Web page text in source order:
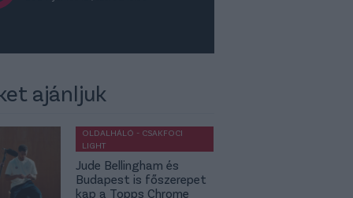
ajánljuk
OLDALHÁLÓ - CSAKFOCI
LIGHT
Jude Bellingham és
Budapest is főszerepet
kap a Topps Chrome